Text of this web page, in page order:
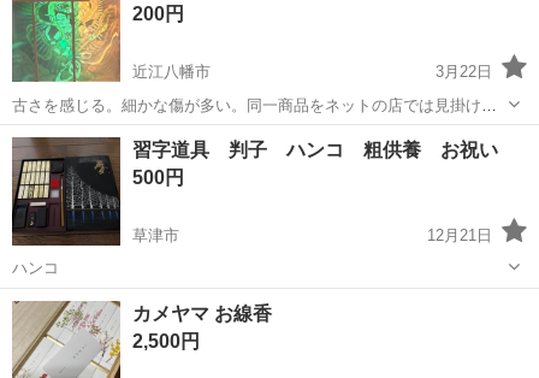
用ポーチも付属しております。
200円
近江八幡市
3月22日
古さを感じる。細かな傷が多い。同一商品をネットの店では見掛けな
い。 「高級灯篭」とあり、凝ったつくりに見えます。回転筒の絵もあ
りがたい感じ。 古いため低価格にしました。 提灯タイプでないので、
保管時に嵩張ります。 保...
滋賀 近江八幡市 冠婚葬祭
習字道具 判子 ハンコ 粗供養 お祝い
500円
草津市
12月21日
ハンコ
滋賀 草津市 冠婚葬祭 習字
カメヤマ お線香
2,500円